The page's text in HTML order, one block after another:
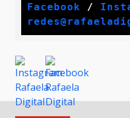
Facebook /